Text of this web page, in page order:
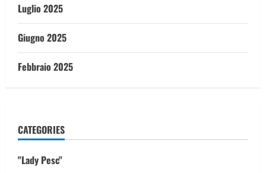
Luglio 2025
Giugno 2025
Febbraio 2025
CATEGORIES
"Lady Pesc"